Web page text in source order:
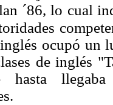
´86, lo cual
ocupó un
de inglés
hasta